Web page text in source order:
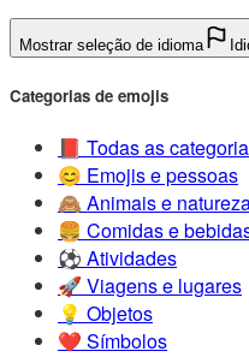
Mostrar seleção de idioma
Categorias de emojis
📕️ Todas as
😊️ Emojis e pessoas
🙈️ Animais e
🍔️ Comidas e
⚽️ Atividades
🚀️ Viagens e lugares
💡️ Objetos
❤️ Símbolos